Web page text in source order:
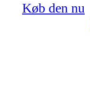
Køb den nu